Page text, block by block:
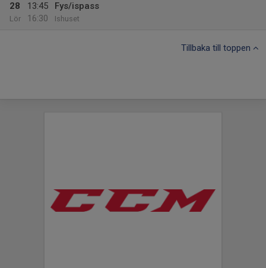
28
Lör
13:45
16:30
Fys/ispass
Ishuset
Tillbaka till toppen